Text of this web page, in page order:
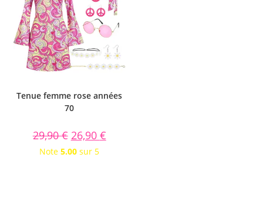
Tenue femme rose années
70
29,90€ 26,90 €
Note5.00 sur 5